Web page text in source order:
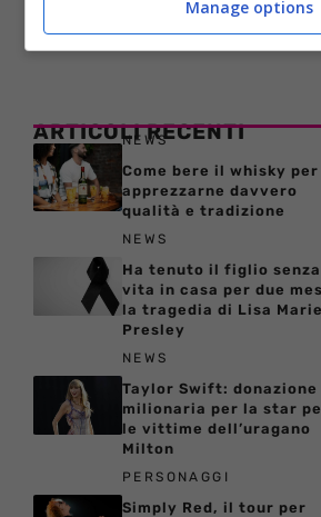
ARTICOLI RECENTI
NEWS
Come bere il whisky per
apprezzarne davvero
qualità e tradizione
NEWS
Ha tenuto il figlio senza
vita in casa per due
la tragedia di Lisa Marie
Presley
NEWS
Taylor Swift: donazione
milionaria per la star
le vittime dell’uragano
Milton
PERSONAGGI
Simply Red, il tour per
Manage options